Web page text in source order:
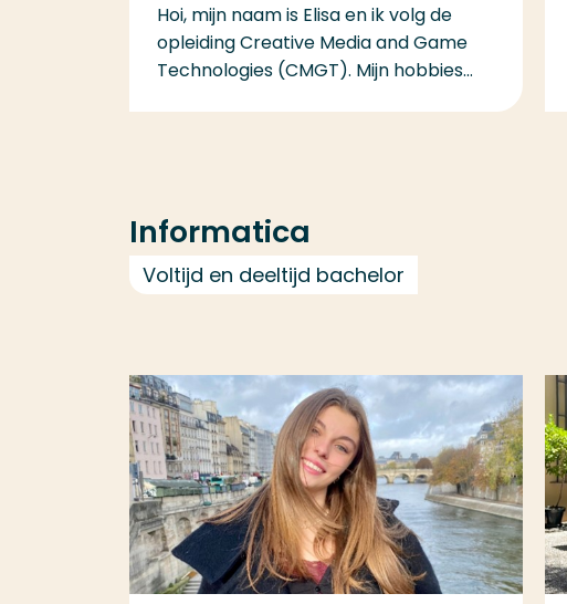
Hoi, mijn naam is Elisa en ik volg de
opleiding Creative Media and Game
Technologies (CMGT). Mijn hobbies...
Informatica
Voltijd en deeltijd bachelor